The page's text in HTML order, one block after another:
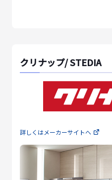
クリナップ/ STEDIA
詳しくはメーカーサイトへ